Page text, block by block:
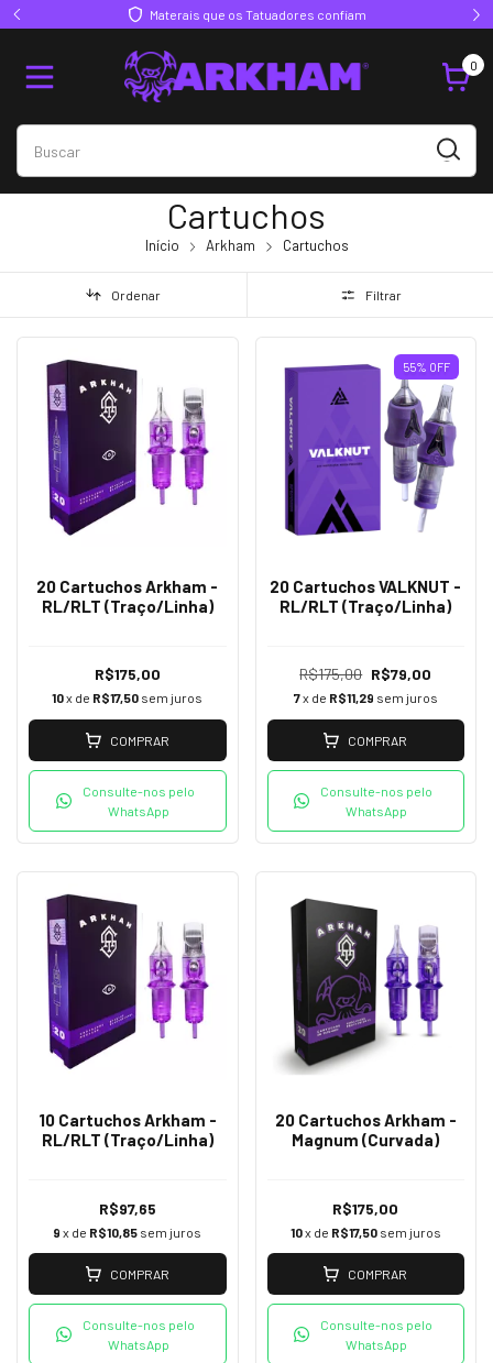
Tatuadores confiam Acompanhe a Arkham no
0
Cartuchos
Início Arkham Cartuchos
Ordenar Filtrar
20 Cartuchos Arkham -
RL/RLT (Traço/Linha)
R$175,00
10x de R$17,50 sem juros
COMPRAR
Consulte-nos pelo
WhatsApp
55% OFF
20 Cartuchos VALKNUT -
RL/RLT (Traço/Linha)
R$175,00 R$79,00
7x de R$11,29 sem juros
COMPRAR
Consulte-nos pelo
WhatsApp
10 Cartuchos Arkham -
RL/RLT (Traço/Linha)
R$97,65
9 x de R$10,85 sem juros
COMPRAR
Consulte-nos pelo
WhatsApp
20 Cartuchos Arkham -
Magnum (Curvada)
R$175,00
10x de R$17,50 sem juros
COMPRAR
Consulte-nos pelo
WhatsApp